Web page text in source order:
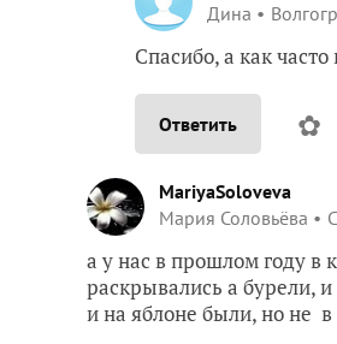
Дина
Спасибо, а как
Ответить ✿
MariyaSoloveva
Мария Соловьёва
а у нас в прошлом году в
раскрывались а бурели,
и на яблоне были, но не